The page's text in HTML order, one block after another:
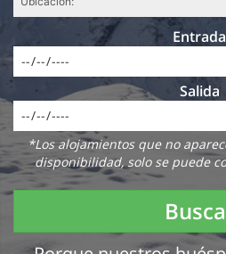
Entrada
Salida
*Los alojamientos que no
disponibilidad, solo se puede